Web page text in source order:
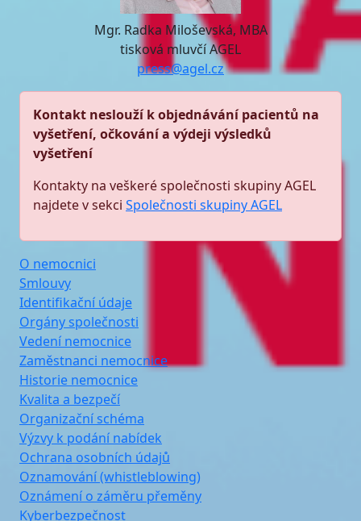
Mgr. Radka Miloševská, MBA
tisková mluvčí AGEL
press@agel.cz
Kontakt neslouží k objednávání pacientů na
vyšetření, očkování a výdeji výsledků
vyšetření
Kontakty na veškeré společnosti skupiny AGEL
najdete v sekci Společnosti skupiny AGEL
O nemocnici
Smlouvy
Identifikační údaje
Orgány společnosti
Vedení nemocnice
Zaměstnanci nemocnice
Historie nemocnice
Kvalita a bezpečí
Organizační schéma
Výzvy k podání nabídek
Ochrana osobních údajů
Oznamování (whistleblowing)
Oznámení o záměru přeměny
Kyberbezpečnost